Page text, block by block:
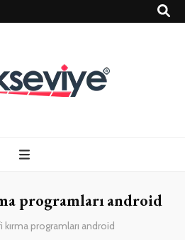
– Tur
programları android
kırma programları android